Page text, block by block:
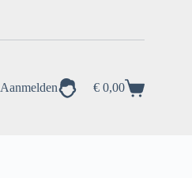
Aanmelden Winkelwagen
€ 0,00